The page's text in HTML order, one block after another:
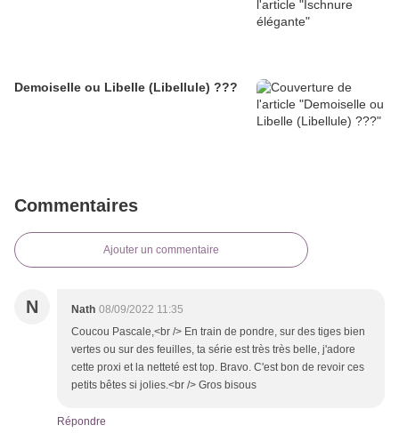
Demoiselle ou Libelle (Libellule) ???
Commentaires
Ajouter un commentaire
N Nath 08/09/2022 11:35
Coucou Pascale,<br /> En train de pondre, sur des tiges bien
vertes ou sur des feuilles, ta série est très très belle, j'adore
cette proxi et la netteté est top. Bravo. C'est bon de revoir ces
petits bêtes si jolies.<br /> Gros bisous
Répondre